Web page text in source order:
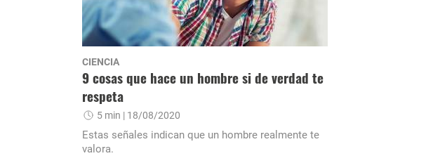
CIENCIA
9 cosas que hace un hombre si de verdad te
respeta
5 min | 18/08/2020
Estas señales indican que un hombre realmente te
valora.